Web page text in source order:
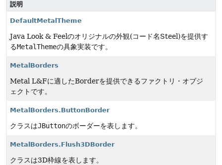
説明
DefaultMetalTheme
Java Look & Feelのオリジナルの外観(コード名Steel)を提供す
るMetalThemeの具象実装です。
MetalBorders
Metal L&Fに適したBorderを提供できるファクトリ・オブジ
ェクトです。
MetalBorders.ButtonBorder
クラスはJButtonのボーダーを表します。
MetalBorders.Flush3DBorder
クラスは3D枠線を表します。